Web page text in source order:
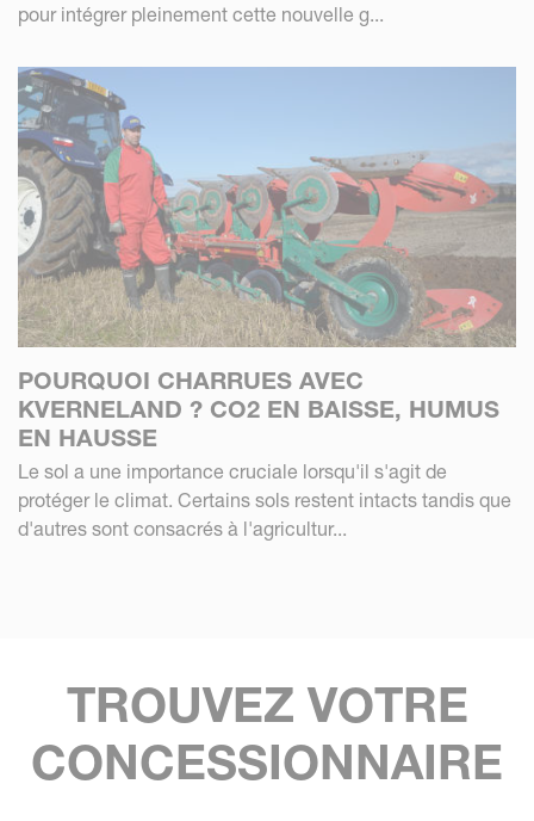
pour intégrer pleinement cette nouvelle g...
POURQUOI CHARRUES AVEC
KVERNELAND ? CO2 EN BAISSE, HUMUS
EN HAUSSE
Le sol a une importance cruciale lorsqu'il s'agit de
protéger le climat. Certains sols restent intacts tandis que
d'autres sont consacrés à l'agricultur...
TROUVEZ VOTRE
CONCESSIONNAIRE